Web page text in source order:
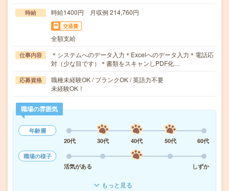
時給 時給1400円 月収例 214,760円
交通費
全額支給
仕事内容
＊システムへのデータ入力＊Excelへのデータ入力＊電話応
対（少な目です）＊書類をスキャンしPDF化…
応募資格
職種未経験OK / ブランクOK / 英語力不要
未経験OK！
職場の雰囲気
年齢層
20代
30代 40代 50代
60代
職場の様子
活気がある
しずか
もっと見る